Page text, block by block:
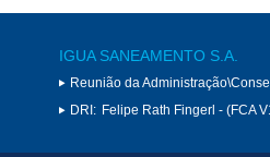
IGUA SANEAMENTO S.A.
Reunião da
DRI: Felipe Rath Fingerl - (FCA